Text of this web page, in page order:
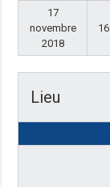
17
novembre
2018
Lieu